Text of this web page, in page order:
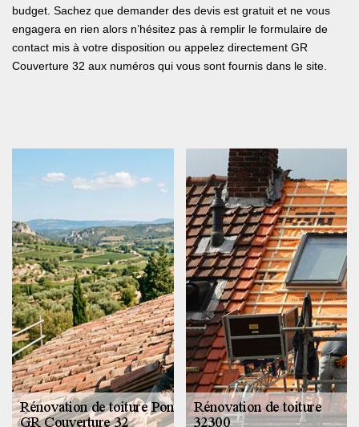
budget. Sachez que demander des devis est gratuit et ne vous
engagera en rien alors n’hésitez pas à remplir le formulaire de
contact mis à votre disposition ou appelez directement GR
Couverture 32 aux numéros qui vous sont fournis dans le site.